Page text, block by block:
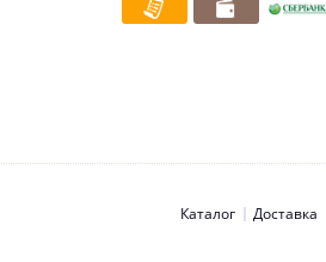
Каталог Доставка